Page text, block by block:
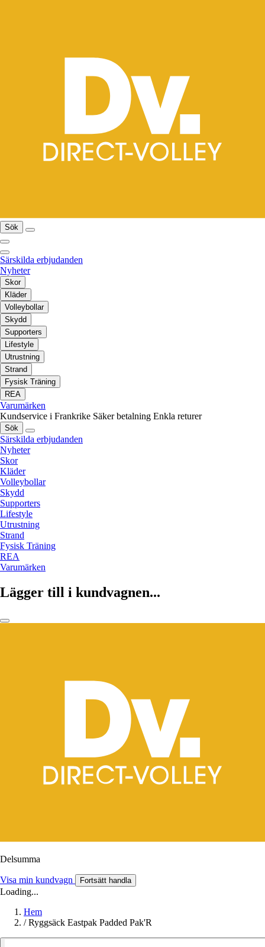
Sök
Särskilda erbjudanden
Nyheter
Skor
Kläder
Volleybollar
Skydd
Supporters
Lifestyle
Utrustning
Strand
Fysisk Träning
REA
Varumärken
Kundservice i Frankrike Säker betalning Enkla returer
Sök
Särskilda erbjudanden
Nyheter
Skor
Kläder
Volleybollar
Skydd
Supporters
Lifestyle
Utrustning
Strand
Fysisk Träning
REA
Varumärken
Lägger till i kundvagnen...
Delsumma
Visa min kundvagn Fortsätt handla
Loading...
Hem
/ Ryggsäck Eastpak Padded Pak'R